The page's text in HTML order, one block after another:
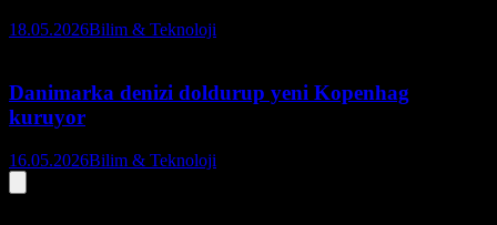
18.05.2026Bilim & Teknoloji
Danimarka denizi doldurup yeni Kopenhag
kuruyor
16.05.2026Bilim & Teknoloji